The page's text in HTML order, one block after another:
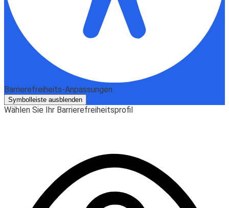
Barrierefreiheits-Anpassungen
Symbolleiste ausblenden
Wählen Sie Ihr Barrierefreiheitsprofil